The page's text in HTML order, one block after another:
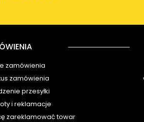
zamówienia
zamówienia
przesyłki
i reklamacje
zareklamować towar